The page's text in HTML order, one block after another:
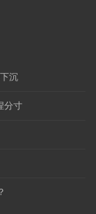
沉
分寸